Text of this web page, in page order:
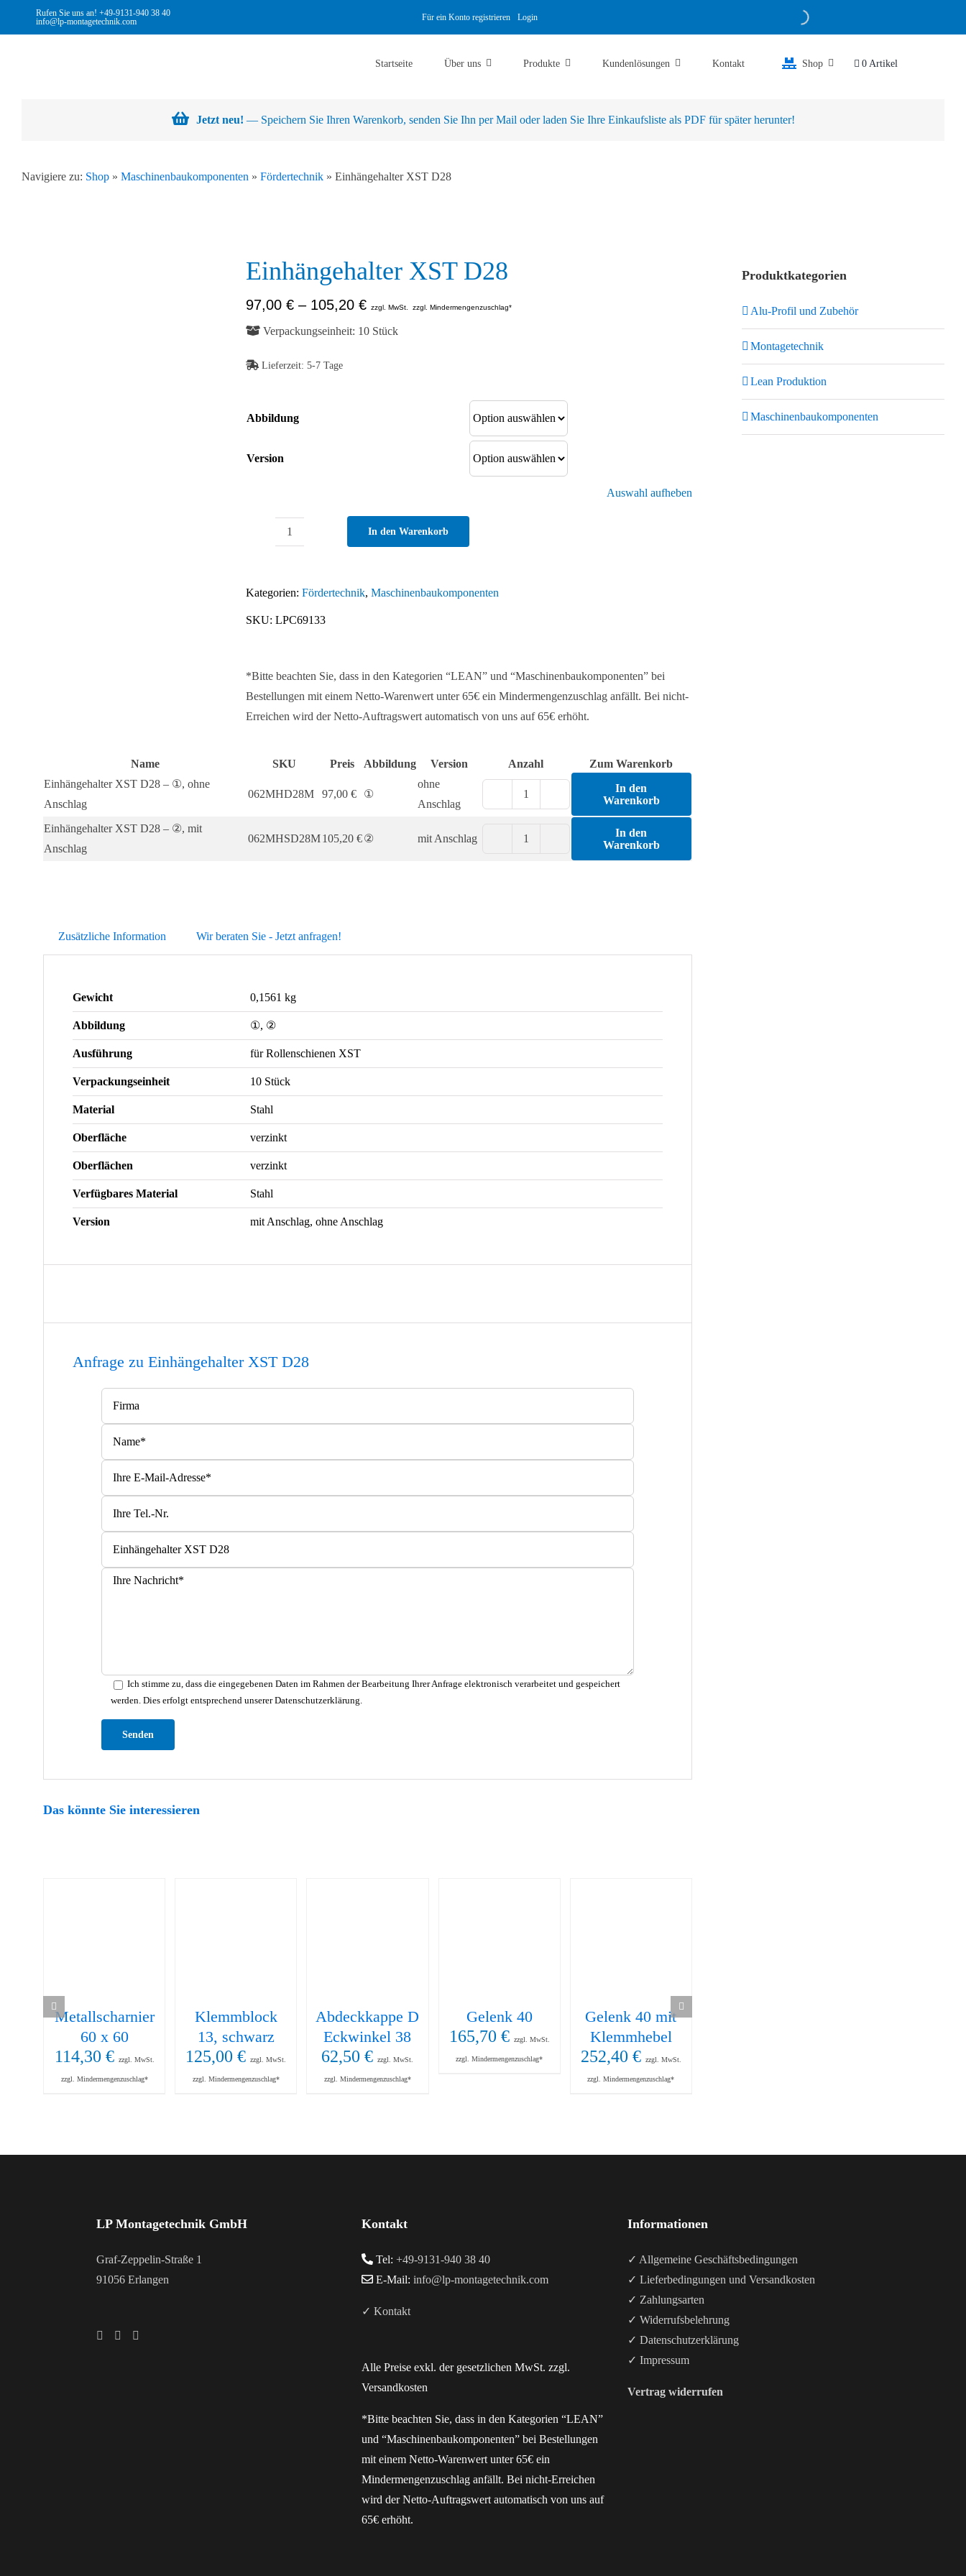
Rufen Sie uns an! +49-9131-940 38 40
info@lp-montagetechnik.com
Für ein Konto registrieren Login
Startseite Über uns Produkte Kundenlösungen Kontakt Shop 0 Artikel
Jetzt neu! — Speichern Sie Ihren Warenkorb, senden Sie Ihn per Mail oder laden Sie Ihre Einkaufsliste als PDF für später herunter!
Navigiere zu: Shop» Maschinenbaukomponenten » Fördertechnik» Einhängehalter XST D28
Einhängehalter XST D28
97,00 €– 105,20 € zzgl. MwSt. zzgl. Mindermengenzuschlag*
Verpackungseinheit: 10 Stück
Lieferzeit: 5-7 Tage
Abbildung
Version
Auswahl aufheben
Menge
In den Warenkorb
Kategorien: Fördertechnik, Maschinenbaukomponenten
SKU: LPC69133
*Bitte beachten Sie, dass in den Kategorien “LEAN” und “Maschinenbaukomponenten” bei
Bestellungen mit einem Netto-Warenwert unter 65€ ein Mindermengenzuschlag anfällt. Bei nicht-
Erreichen wird der Netto-Auftragswert automatisch von uns auf 65€ erhöht.
Name SKU Preis Abbildung Version Anzahl
Zum Warenkorb
Einhängehalter XST D28 – ①, ohne
Anschlag
062MHD28M 97,00 € ①
ohne
Anschlag
D28
In den
Warenkorb
Einhängehalter XST D28 – ②, mit
Anschlag
062MHSD28M105,20 €② mit Anschlag
In den
Warenkorb
Zusätzliche Information Wir beraten Sie - Jetzt anfragen!
Gewicht 0,1561 kg
Abbildung ①, ②
Ausführung für Rollenschienen XST
Verpackungseinheit 10 Stück
Material Stahl
Oberfläche verzinkt
Oberflächen verzinkt
Verfügbares Material Stahl
Version mit Anschlag, ohne Anschlag
Anfrage zu Einhängehalter XST D28
Ich stimme zu, dass die eingegebenen Daten im Rahmen der Bearbeitung Ihrer Anfrage elektronisch verarbeitet und gespeichert
werden. Dies erfolgt entsprechend unserer Datenschutzerklärung.
Das könnte Sie interessieren
Metallscharnier
60 x 60
114,30 € zzgl. MwSt.
zzgl. Mindermengenzuschlag*
Klemmblock
13, schwarz
125,00€ zzgl. MwSt.
zzgl. Mindermengenzuschlag*
Abdeckkappe D
Eckwinkel 38
62,50€ zzgl. MwSt.
zzgl. Mindermengenzuschlag*
Gelenk 40
165,70 € zzgl. MwSt.
zzgl. Mindermengenzuschlag*
Gelenk 40 mit
Klemmhebel
252,40 € zzgl. MwSt.
zzgl. Mindermengenzuschlag*
Produktkategorien
Alu-Profil und Zubehör
Montagetechnik
Lean Produktion
Maschinenbaukomponenten
LP Montagetechnik GmbH
Graf-Zeppelin-Straße 1
91056 Erlangen
Kontakt
Tel:+49-9131-940 38 40
E-Mail:info@lp-montagetechnik.com
✓ Kontakt
Alle Preise exkl. der gesetzlichen MwSt. zzgl.
Versandkosten
*Bitte beachten Sie, dass in den Kategorien “LEAN”
und “Maschinenbaukomponenten” bei Bestellungen
mit einem Netto-Warenwert unter 65€ ein
Mindermengenzuschlag anfällt. Bei nicht-Erreichen
wird der Netto-Auftragswert automatisch von uns auf
65€ erhöht.
Informationen
✓ Allgemeine Geschäftsbedingungen
✓ Lieferbedingungen und Versandkosten
✓ Zahlungsarten
✓ Widerrufsbelehrung
✓ Datenschutzerklärung
✓ Impressum
Vertrag widerrufen